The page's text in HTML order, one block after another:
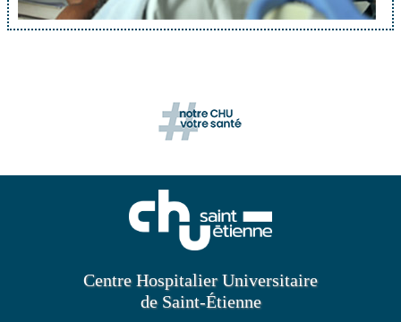
Centre Hospitalier Universitaire
de Saint-Étienne